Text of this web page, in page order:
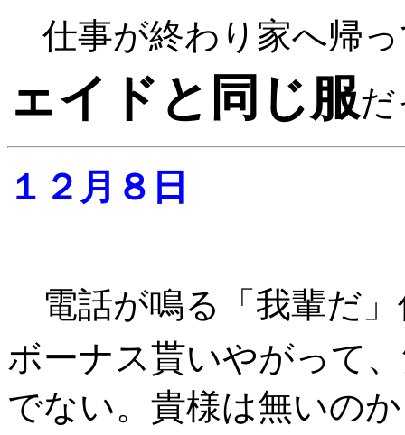
仕事が終わり家へ帰
ェイドと同じ服だ
１２月８日
電話が鳴る「我輩だ」
ボーナス貰いやがって
でない。貴様は無いの